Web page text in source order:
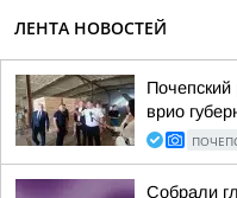
ЛЕНТА НОВОСТЕЙ
врио
Собрали